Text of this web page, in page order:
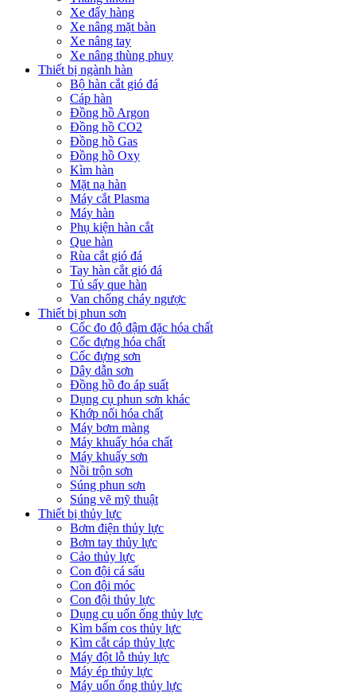
Xe đẩy hàng
Xe nâng mặt bàn
Xe nâng tay
Xe nâng thùng phuy
Thiết bị ngành hàn
Bộ hàn cắt gió đá
Cáp hàn
Đồng hồ Argon
Đồng hồ CO2
Đồng hồ Gas
Đồng hồ Oxy
Kìm hàn
Mặt nạ hàn
Máy cắt Plasma
Máy hàn
Phụ kiện hàn cắt
Que hàn
Rùa cắt gió đá
Tay hàn cắt gió đá
Tủ sấy que hàn
Van chống cháy ngược
Thiết bị phun sơn
Cốc đo độ đậm đặc hóa chất
Cốc đựng hóa chất
Cốc đựng sơn
Dây dẫn sơn
Đồng hồ đo áp suất
Dụng cụ phun sơn khác
Khớp nối hóa chất
Máy bơm màng
Máy khuấy hóa chất
Máy khuấy sơn
Nồi trộn sơn
Súng phun sơn
Súng vẽ mỹ thuật
Thiết bị thủy lực
Bơm điện thủy lực
Bơm tay thủy lực
Cảo thủy lực
Con đội cá sấu
Con đội móc
Con đội thủy lực
Dụng cụ uốn ống thủy lực
Kìm bấm cos thủy lực
Kìm cắt cáp thủy lực
Máy đột lỗ thủy lực
Máy ép thủy lực
Máy uốn ống thủy lực